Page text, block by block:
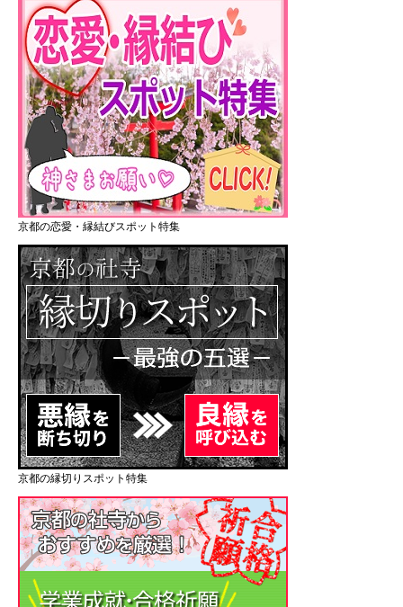
京都の恋愛・縁結びスポット特集
京都の縁切りスポット特集